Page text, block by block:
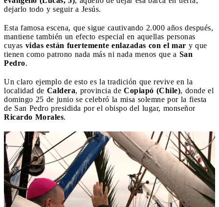
dejarlo todo y seguir a Jesús.
Esta famosa escena, que sigue cautivando 2.000 años después,
mantiene también un efecto especial en aquellas personas
cuyas vidas están fuertemente enlazadas con el mar y que
tienen como patrono nada más ni nada menos que a San
Pedro.
Un claro ejemplo de esto es la tradición que revive en la
localidad de Caldera, provincia de Copiapó (Chile), donde el
domingo 25 de junio se celebró la misa solemne por la fiesta
de San Pedro presidida por el obispo del lugar, monseñor
Ricardo Morales.